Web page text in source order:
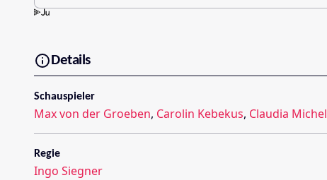
Details
Schauspieler
Max von der Groeben, Carolin Kebekus, Claudia
Regie
Ingo Siegner